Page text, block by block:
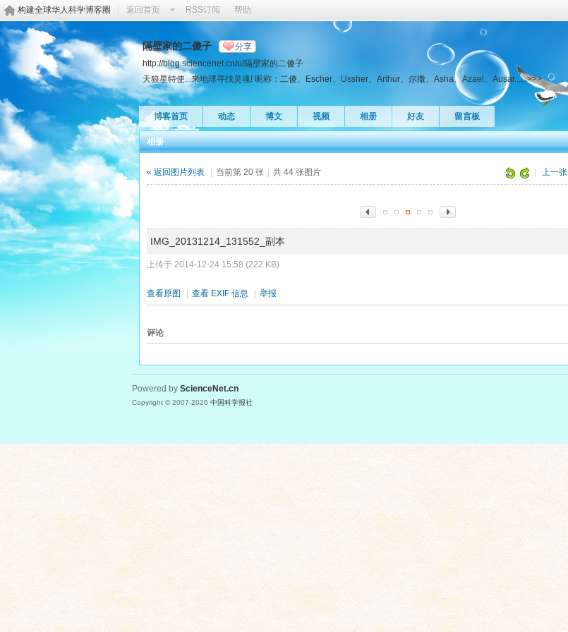
构建全球华人科学博客圈 返回首页 RSS订阅 帮助
隔壁家的二傻子 分享
http://blog.sciencenet.cn/u/隔壁家的二傻子
天狼星特使...来地球寻找灵魂! 昵称：二傻、Escher、Ussher、Arthur、尔撒、Asha、Azael、Ausar......>>>
博客首页 动态 博文 视频 相册 好友 留言板
相册
上一张
« 返回图片列表 当前第 20 张 共 44 张图片
IMG_20131214_131552_副本
上传于 2014-12-24 15:58 (222 KB)
查看原图 查看 EXIF 信息 举报
评论
Powered by ScienceNet.cn
Copyright © 2007-2026 中国科学报社